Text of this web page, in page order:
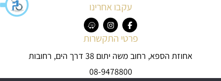
פרטי התקשרות
אחוזת הספא, רחוב משה יתום 38 דרך הים, רחובות
08-9478800
עקבו אחרינו